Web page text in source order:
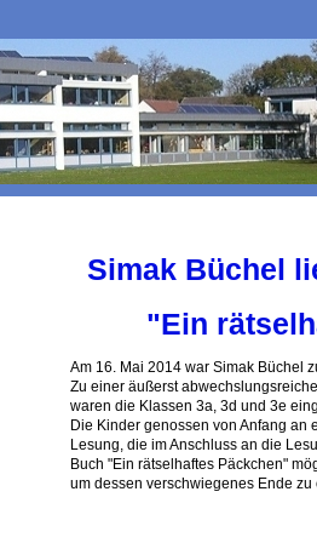
Simak Büchel
"Ein
Am 16. Mai 2014 war Simak Büchel
Zu einer äußerst
waren die Klassen 3a, 3d und 3e
Die Kinder genossen von Anfang an
Lesung, die im Anschluss an die
Buch "Ein rätselhaftes Päckchen"
um dessen verschwiegenes Ende zu